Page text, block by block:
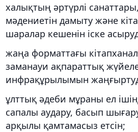
халықтың әртүрлі
мәдениетін дамыту және
шаралар кешенін іске
жаңа форматтағы
заманауи ақпараттық
инфрақұрылымын
ұлттық әдеби мұраны ел
сапалы аудару, басып
арқылы қамтамасыз етсін;